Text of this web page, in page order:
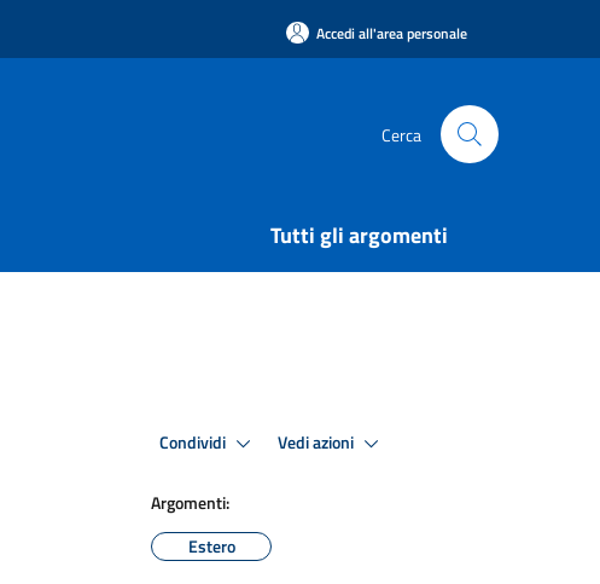
Accedi all'area personale
Cerca
Tutti gli argomenti
Condividi Vedi azioni
Argomenti:
Estero